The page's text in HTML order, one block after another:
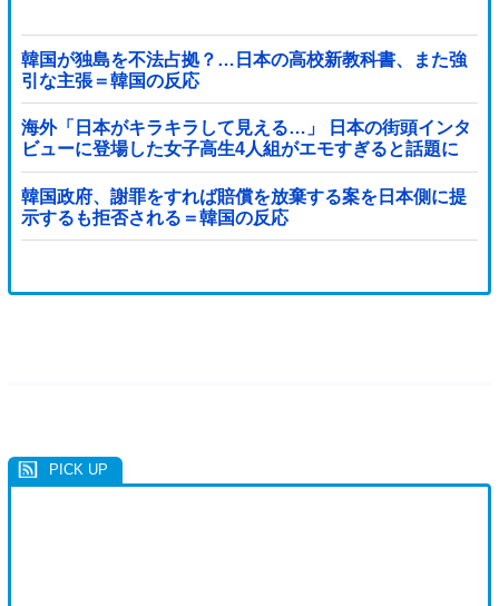
韓国が独島を不法占拠？…日本の高校新教科書、また強
引な主張＝韓国の反応
海外「日本がキラキラして見える…」 日本の街頭インタ
ビューに登場した女子高生4人組がエモすぎると話題に
韓国政府、謝罪をすれば賠償を放棄する案を日本側に提
示するも拒否される＝韓国の反応